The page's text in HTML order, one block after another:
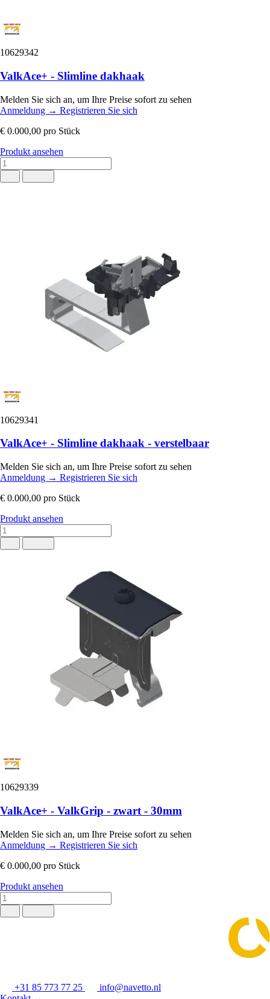
10629342
ValkAce+ - Slimline dakhaak
Melden Sie sich an, um Ihre Preise sofort zu sehen
Anmeldung → Registrieren Sie sich
€ 0.000,00 pro Stück
Produkt ansehen
10629341
ValkAce+ - Slimline dakhaak - verstelbaar
Melden Sie sich an, um Ihre Preise sofort zu sehen
Anmeldung → Registrieren Sie sich
€ 0.000,00 pro Stück
Produkt ansehen
10629339
ValkAce+ - ValkGrip - zwart - 30mm
Melden Sie sich an, um Ihre Preise sofort zu sehen
Anmeldung → Registrieren Sie sich
€ 0.000,00 pro Stück
Produkt ansehen
+31 85 773 77 25
info@navetto.nl